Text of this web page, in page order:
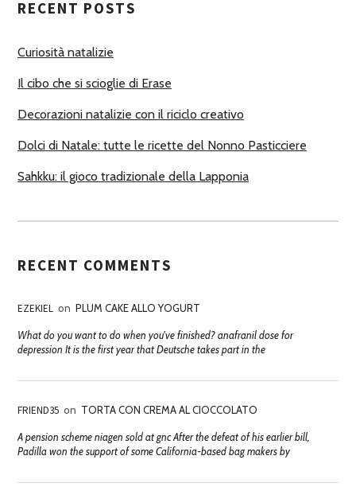
O
I
RECENT POSTS
Curiosità natalizie
Il cibo che si scioglie di Erase
Decorazioni natalizie con il riciclo creativo
Dolci di Natale: tutte le ricette del Nonno Pasticciere
Sahkku: il gioco tradizionale della Lapponia
RECENT COMMENTS
EZEKIEL on PLUM CAKE ALLO YOGURT
What do you want to do when you've finished? anafranil dose for
depression It is the first year that Deutsche takes part in the
FRIEND35 on TORTA CON CREMA AL CIOCCOLATO
A pension scheme niagen sold at gnc After the defeat of his earlier bill,
Padilla won the support of some California-based bag makers by